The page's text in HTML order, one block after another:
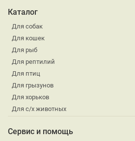
Каталог
Для собак
Для кошек
Для рыб
Для рептилий
Для птиц
Для грызунов
Для хорьков
Для с/х животных
Сервис и помощь